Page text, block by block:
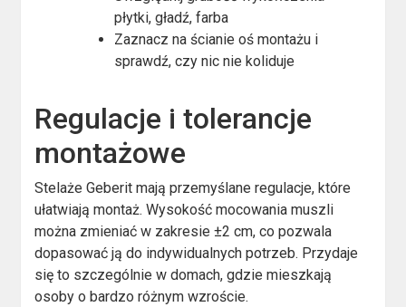
płytki, gładź, farba
Zaznacz na ścianie oś montażu i
sprawdź, czy nic nie koliduje
Regulacje i tolerancje
montażowe
Stelaże Geberit mają przemyślane regulacje, które
ułatwiają montaż. Wysokość mocowania muszli
można zmieniać w zakresie ±2 cm, co pozwala
dopasować ją do indywidualnych potrzeb. Przydaje
się to szczególnie w domach, gdzie mieszkają
osoby o bardzo różnym wzroście.